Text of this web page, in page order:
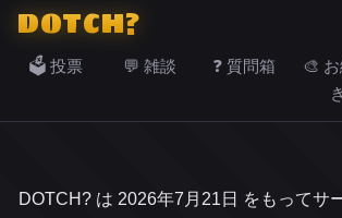
DOTCH?
🗳️ 投票 💬 雑談 ❓ 質問箱
🎨
き
DOTCH? は 2026年7月21日 をもってサ